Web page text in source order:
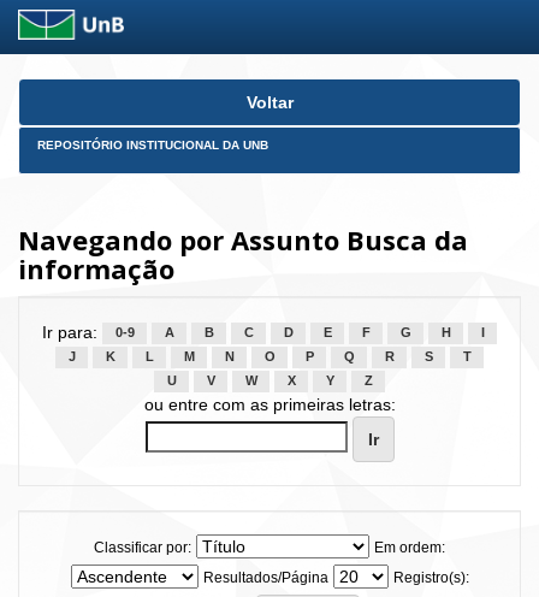
Skip
Voltar
REPOSITÓRIO INSTITUCIONAL DA UNB
Navegando por Assunto Busca da
informação
Ir para: 0-9 A B C D E F G H
J
K L M N O P Q R S
T
U
V W X Y Z
ou entre com as primeiras letras:
Classificar por:
Em ordem:
Resultados/Página
Registro(s):